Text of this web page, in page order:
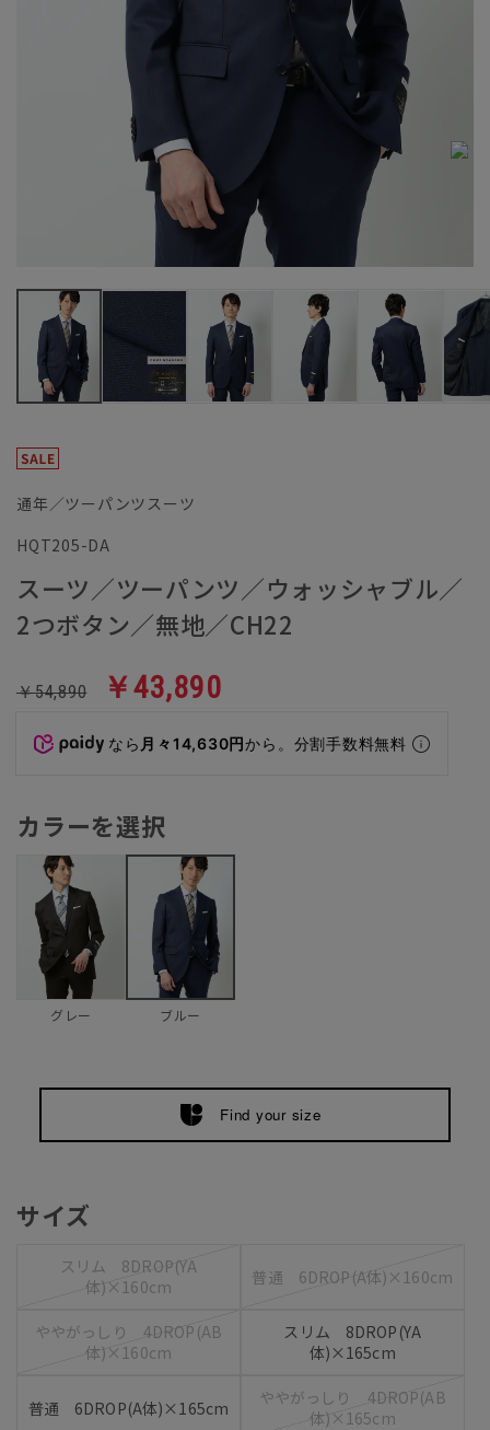
通年／ツーパンツスーツ
HQT205-DA
スーツ／ツーパンツ／ウォッシャブル／
2つボタン／無地／CH22
￥54,890 ￥43,890
なら 月々14,630円から。分割手数料無料
カラーを選択
グレー ブルー
Find your size
サイズ
スリム 8DROP(YA
体)×160cm
普通 6DROP(A体)×160cm
ややがっしり 4DROP(AB
体)×160cm
スリム 8DROP(YA
体)×165cm
普通 6DROP(A体)×165cm
ややがっしり 4DROP(AB
体)×165cm